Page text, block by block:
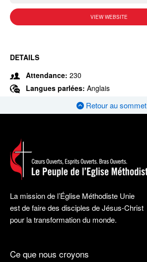
VIEW WEBSITE
DETAILS
Attendance: 230
Langues parlées: Anglais
Retour au sommet
La mission de l’Église Méthodiste Unie
est de faire des disciples de Jésus-Christ
pour la transformation du monde.
Ce que nous croyons